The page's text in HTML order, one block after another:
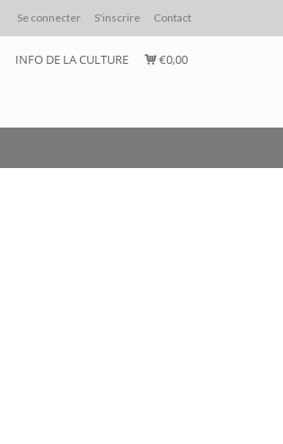
Se connecter S'inscrire Contact
INFO DE LA CULTURE €0,00